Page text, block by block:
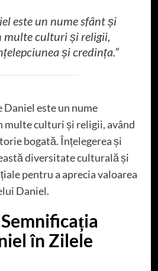
este un nume sfânt și
multe culturi și religii,
și credința.”
Daniel este un nume
multe culturi și religii, având
bogată. Înțelegerea și
diversitate culturală și
pentru a aprecia valoarea
Daniel.
în Zilele